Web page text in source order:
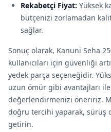
Rekabetçi Fiyat: Yüksek
bütçenizi zorlamadan
sağlar.
Sonuç olarak, Kanuni Seha
kullanıcıları için güvenliği
yedek parça seçeneğidir.
uzun ömür gibi avantajları
değerlendirmenizi öneririz.
doğru tercihi yaparak, sürüş
getirin.